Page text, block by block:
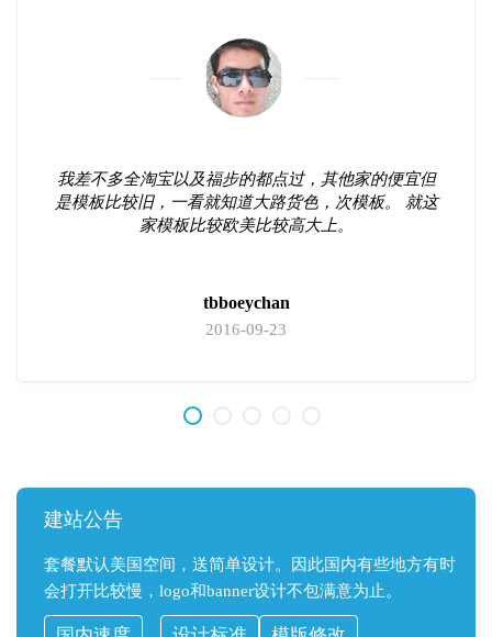
我差不多全淘宝以及福步的都点过，其他家的便宜但
是模板比较旧，一看就知道大路货色，次模板。 就这
家模板比较欧美比较高大上。
tbboeychan
2016-09-23
建站公告
套餐默认美国空间，送简单设计。因此国内有些地方有时
会打开比较慢，logo和banner设计不包满意为止。